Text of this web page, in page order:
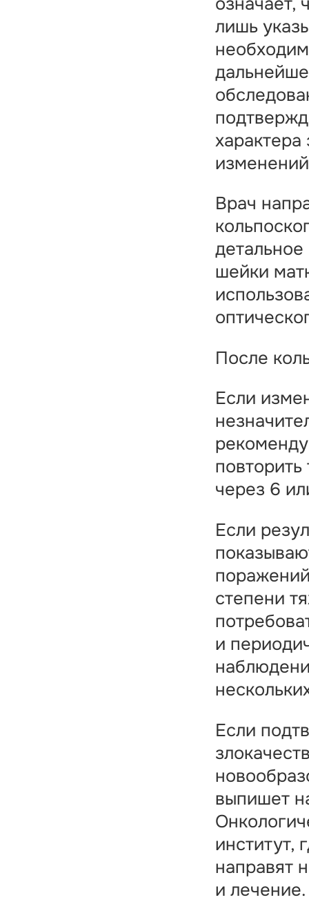
лишь
характера
Врач
шейки
После
Если
через 6
Если
степени
и
Если
выпишет
институт,
направят
и лечение.